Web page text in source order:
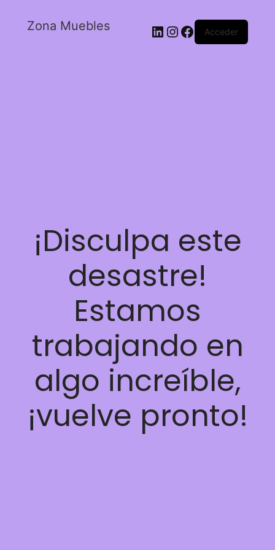
Zona Muebles Acceder
¡Disculpa este
desastre!
Estamos
trabajando en
algo increíble,
¡vuelve pronto!